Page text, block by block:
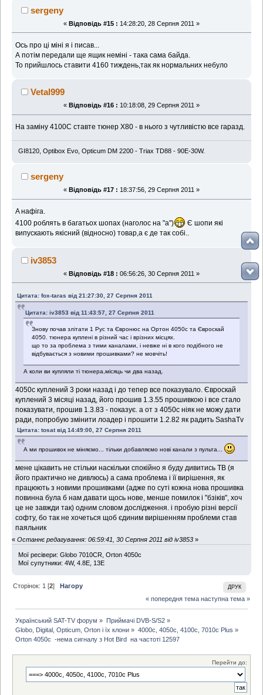
раз)sergeny
« Відповідь #15 : 14:28:20, 28 Серпня 2011 »
Ось про ці міні я і писав...
А потім передали ще ящик неміні - така сама байда.
То прийшлось ставити 4160 тиждень,так як нормальних небуло
Vetal999
« Відповідь #16 : 10:18:08, 29 Серпня 2011 »
На заміну 4100С ставте тюнер Х80 - в нього з чутливістю все гаразд.
GI8120, Optibox Evo, Opticum DM 2200 - Triax TD88 - 90E-30W.
sergeny
« Відповідь #17 : 18:37:56, 29 Серпня 2011 »
A нафіга.
4100 роблять в багатьох шопах (наголос на "а")
Є шопи які
випускають якісний (відносно) товар,а є де так собі..
iv3853
« Відповідь #18 : 06:56:26, 30 Серпня 2011 »
Цитата: fox-taras від 21:27:30, 27 Серпня 2011
Цитата: iv3853 від 11:43:57, 27 Серпня 2011
Знову почав злітати 1 Рус та Євронюс на Ортон 4050с та Євроскай
4050. тюнера куплені в різний час і врізних місцях.
що то за проблема з тими каналами, і невже ні в кого подібного не
відбувається з новими прошивками? не мовчіть!
А коли ви купляли ті тюнера,місяць чи два назад.
4050c куплений 3 роки назад і до тепер все показувало. Євроскай
куплений 3 місяці назад, його прошив 1.3.55 прошивкою і все стало
показувати, прошив 1.3.83 - показує. а от з 4050с ніяк не можу дати
ради, попробую змінити лоадер і прошити 1.2.82 як радить SashaTv
Цитата: tosat від 14:49:00, 27 Серпня 2011
А ми прошивок не міняємо... тільки добавляємо нові канали з пульта...
мене цікавить не стільки наскільки спокійно я буду дивитись ТВ (я
його практично не дивлюсь) а сама проблема і її вирішення, як
працюють з новими прошивками (адже по суті кожна нова прошивка
повинна була б нам давати щось нове, менше помилок і "бзіків", хоч
це не завжди так) одним словом дослідження. і пробую різні версії
софту, бо так не хочеться щоб єдиним вирішенням проблеми став
паяльник
« Останнє редагування: 06:59:41, 30 Серпня 2011 від iv3853 »
Мої ресiвери: Globo 7010CR, Orton 4050c
Мої супутники: 4W, 4.8E, 13E
ДРУК
Сторінок: 1 [2]
Нагору
« попередня тема наступна тема »
Український SAT-TV форум » Приймачі DVB-S/S2»
Globo, Digital, Opticum, Orton і їх клони » 4000с, 4050c, 4100c, 7010c Plus »
Orton 4050c  -нема сигналу з Hot Bird  на частоті 12597
Перейти до: